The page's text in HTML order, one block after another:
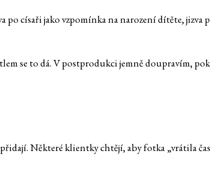
císaři jako vzpomínka na narození dítěte, jizva
se to dá. V postprodukci jemně doupravím,
Některé klientky chtějí, aby fotka „vrátila